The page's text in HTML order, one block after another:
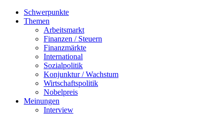
Schwerpunkte
Themen
Arbeitsmarkt
Finanzen / Steuern
Finanzmärkte
International
Sozialpolitik
Konjunktur / Wachstum
Wirtschaftspolitik
Nobelpreis
Meinungen
Interview